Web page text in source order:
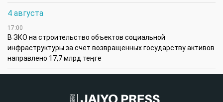
4 августа
17:00
В ЗКО на строительство объектов социальной
инфраструктуры за счет возвращенных государству активов
направлено 17,7 млрд теңге